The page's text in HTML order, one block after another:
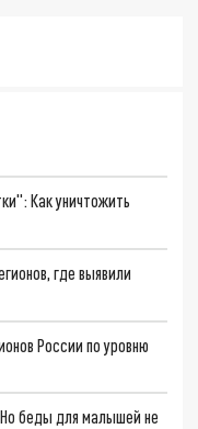
Как уничтожить
где выявили
России по уровню
беды для малышей не